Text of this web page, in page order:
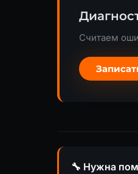
Считаем
🔧 Нужна